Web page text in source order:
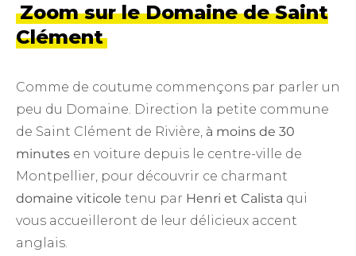
Zoom sur le Domaine de Saint
Clément
Comme de coutume commençons par parler un
peu du Domaine. Direction la petite commune
de Saint Clément de Rivière, à moins de 30
minutes en voiture depuis le centre-ville de
Montpellier, pour découvrir ce charmant
domaine viticole tenu par Henri et Calista qui
vous accueilleront de leur délicieux accent
anglais.